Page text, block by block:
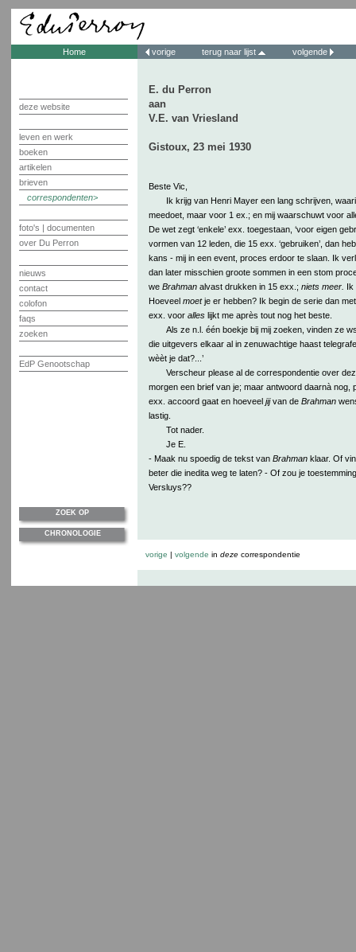
Home
deze website
leven en werk
boeken
artikelen
brieven
correspondenten
foto's | documenten
over Du Perron
nieuws
contact
colofon
faqs
zoeken
EdP Genootschap
vorige terug naar lijst volgende
E. du Perron
aan
V.E. van Vriesland
Gistoux, 23 mei 1930
Beste Vic,
Ik krijg van Henri Mayer een lang schrijven,
meedoet, maar voor 1 ex.; en mij waarschuwt voor
De wet zegt ‘enkele’ exx. toegestaan, ‘voor eigen
vormen van 12 leden, die 15 exx. ‘gebruiken’, dan
kans - mij in een event, proces erdoor te slaan. Ik
dan later misschien groote sommen in een stom
we Brahmanalvast drukken in 15 exx.; niets meer. Ik
Hoeveel moetje er hebben? Ik begin de serie dan
exx. voor alleslijkt me après tout nog het beste.
Als ze n.l. één boekje bij mij zoeken, vinden ze
die uitgevers elkaar al in zenuwachtige haast
wèèt je dat?...’
Verscheur please al de correspondentie over
morgen een brief van je; maar antwoord daarnà nog,
exx. accoord gaat en hoeveel jijvan de Brahman
lastig.
Tot nader.
Je E.
- Maak nu spoedig de tekst van Brahmanklaar. Of
beter die inedita weg te laten? - Of zou je
Versluys??
vorige | volgende in dezecorrespondentie
ZOEK OP
CHRONOLOGIE